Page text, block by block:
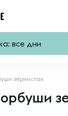
все дни
зернистая